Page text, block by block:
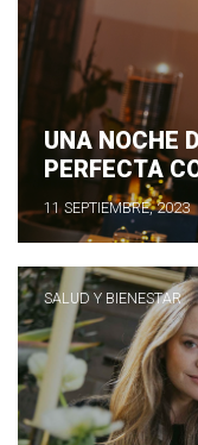
UNA NOCHE
PERFECTA
11 SEPTIEMBRE, 2023
SALUD Y BIENESTAR